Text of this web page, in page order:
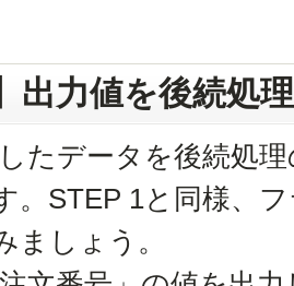
出力値を後続処
たデータを後続処
。STEP 1と同様、
ましょう。